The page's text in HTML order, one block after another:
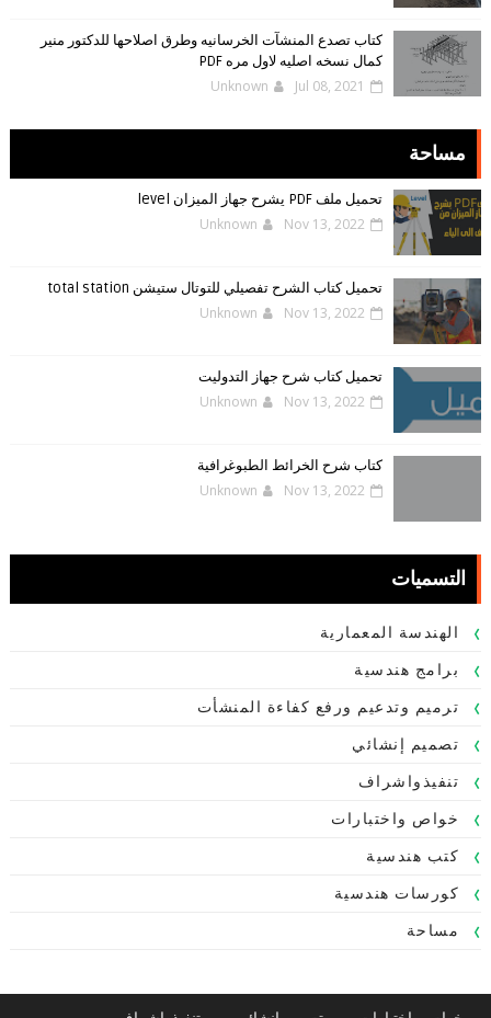
كتاب تصدع المنشآت الخرسانيه وطرق اصلاحها للدكتور منير
كمال نسخه اصليه لاول مره PDF
Unknown Jul 08, 2021
مساحة
تحميل ملف PDF يشرح جهاز الميزان level
Unknown Nov 13, 2022
تحميل كتاب الشرح تفصيلي للتوتال ستيشن total station
Unknown Nov 13, 2022
تحميل كتاب شرح جهاز التدوليت
Unknown Nov 13, 2022
كتاب شرح الخرائط الطبوغرافية
Unknown Nov 13, 2022
التسميات
الهندسة المعمارية
برامج هندسية
ترميم وتدعيم ورفع كفاءة المنشأت
تصميم إنشائي
تنفيذواشراف
خواص واختبارات
كتب هندسية
كورسات هندسية
مساحة